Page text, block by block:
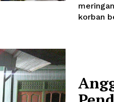
korban